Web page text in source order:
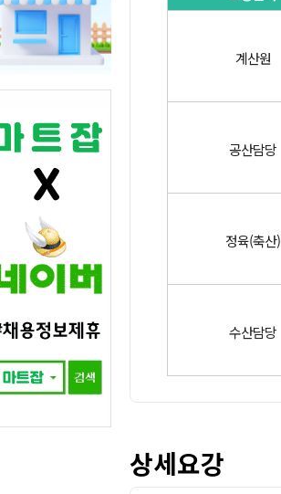
계산원
공산담당
정육(축산)
수산담당
상세요강